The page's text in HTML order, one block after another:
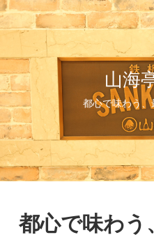
山海
都心で味わう、
都心で味わう